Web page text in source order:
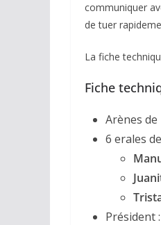
communiquer
de tuer
La fiche
Fiche
Arènes de
6 erales
Président